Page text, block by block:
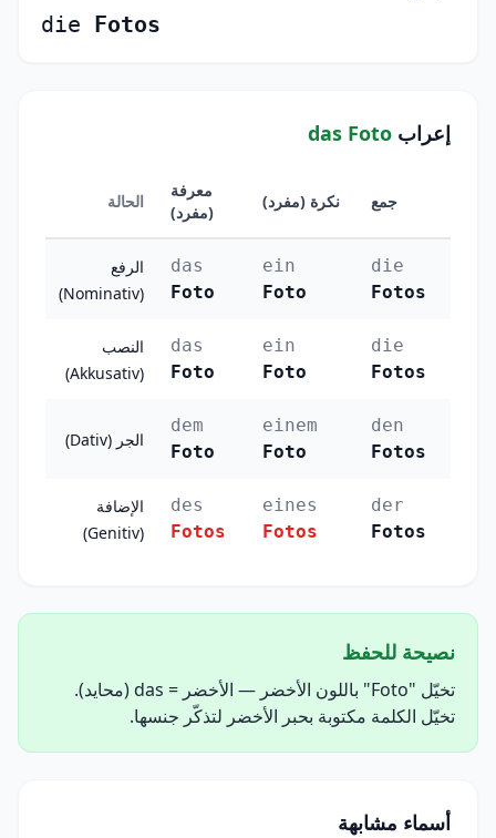
die Fotos
إعراب das Foto
الحالة
معرفة
(مفرد)
نكرة (مفرد) جمع
الرفع
(Nominativ)
das
Foto
ein
Foto
die
Fotos
النصب
(Akkusativ)
das
Foto
ein
Foto
die
Fotos
الجر (Dativ)
dem
Foto
einem
Foto
den
Fotos
الإضافة
(Genitiv)
des
Fotos
eines
Fotos
der
Fotos
نصيحة للحفظ
تخيّل "Foto" باللون الأخضر — الأخضر = das (محايد).
تخيّل الكلمة مكتوبة بحبر الأخضر لتذكّر جنسها.
أسماء مشابهة